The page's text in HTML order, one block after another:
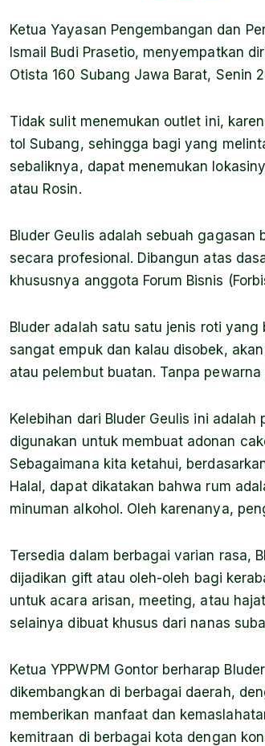
Ketua Yayasan Pengembangan dan
Ismail Budi Prasetio, menyempatkan
Otista 160 Subang Jawa Barat, Senin
Tidak sulit menemukan outlet ini,
tol Subang, sehingga bagi yang
sebaliknya, dapat menemukan
atau Rosin.
Bluder Geulis adalah sebuah
secara profesional. Dibangun atas
khususnya anggota Forum Bisnis
Bluder adalah satu satu jenis roti
sangat empuk dan kalau disobek,
atau pelembut buatan. Tanpa
Kelebihan dari Bluder Geulis ini
digunakan untuk membuat adonan
Sebagaimana kita ketahui,
Halal, dapat dikatakan bahwa rum
minuman alkohol. Oleh karenanya,
Tersedia dalam berbagai varian rasa,
dijadikan gift atau oleh-oleh bagi
untuk acara arisan, meeting, atau
selainya dibuat khusus dari nanas
Ketua YPPWPM Gontor berharap
dikembangkan di berbagai daerah,
memberikan manfaat dan
kemitraan di berbagai kota dengan